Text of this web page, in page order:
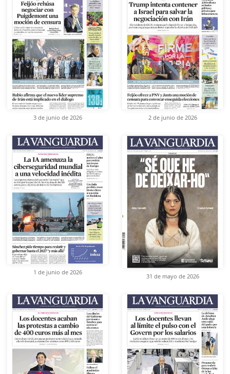
3 de junio de 2026 2 de junio de 2026
1 de junio de 2026
31 de mayo de 2026